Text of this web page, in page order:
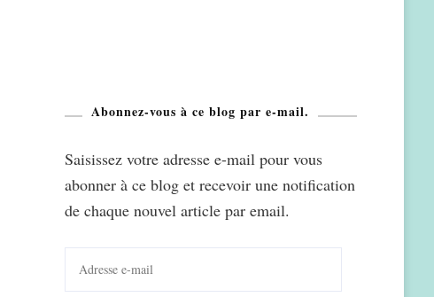
Abonnez-vous à ce blog par e-mail.
Saisissez votre adresse e-mail pour vous
abonner à ce blog et recevoir une notification
de chaque nouvel article par email.